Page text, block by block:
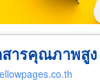
สารคุณภาพสูง